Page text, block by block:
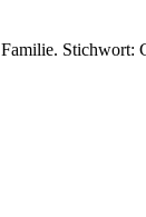
Stichwort: